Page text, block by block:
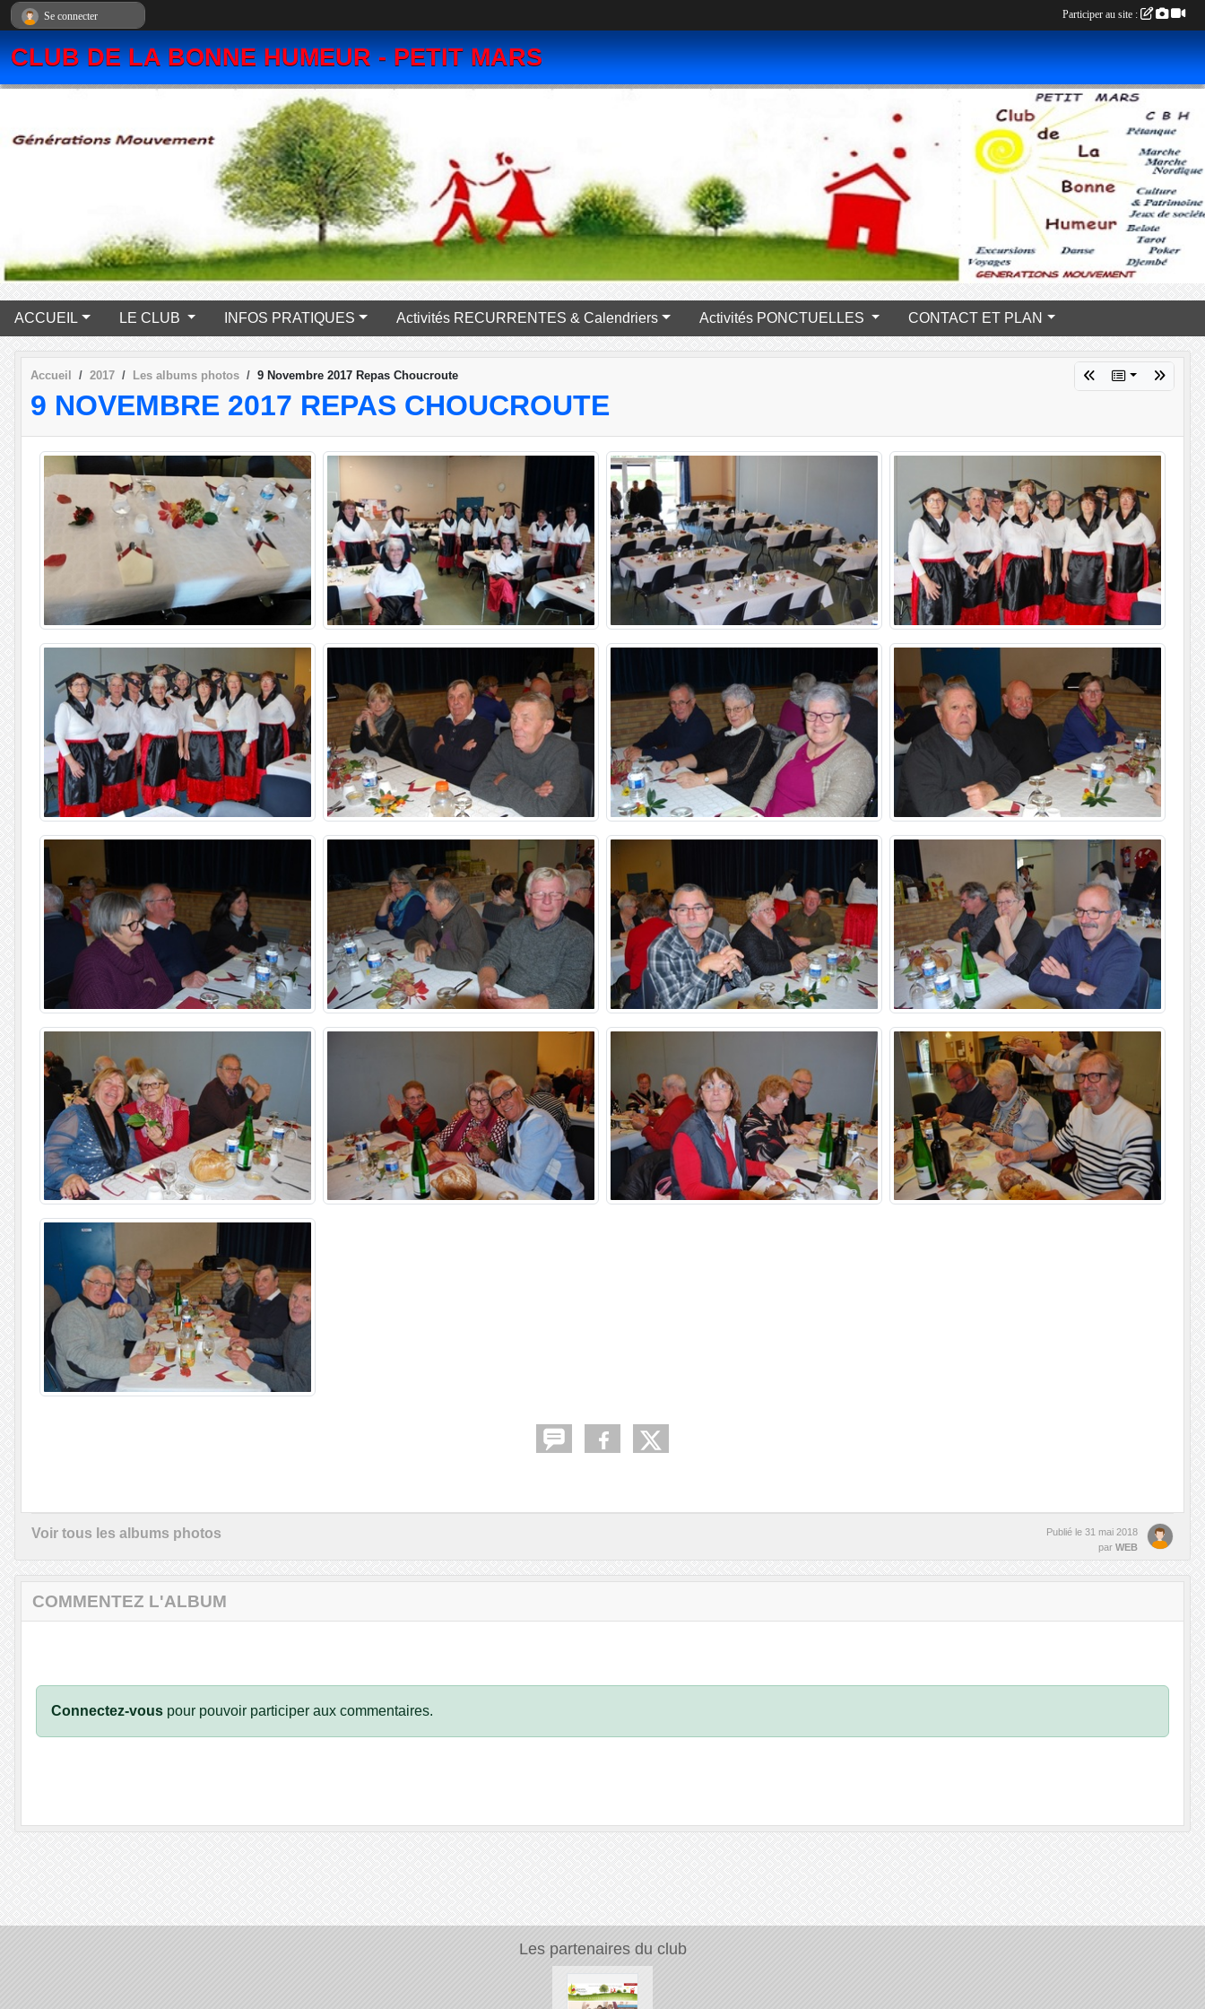
CLUB DE LA BONNE HUMEUR - PETIT MARS
ACCUEIL LE CLUB INFOS PRATIQUES Activités RECURRENTES & Calendriers Activités PONCTUELLES CONTACT ET PLAN
Accueil 2017 Les albums photos 9 Novembre 2017 Repas Choucroute
9 NOVEMBRE 2017 REPAS CHOUCROUTE
Voir tous les albums photos Publié le 31 mai 2018
par WEB
COMMENTEZ L'ALBUM
Connectez-vous pour pouvoir participer aux commentaires.
Les partenaires du club
Se connecter Participer au site :
Panneau de gestion des cookies